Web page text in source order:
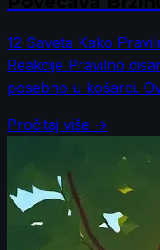
12 Saveta Kako
Reakcije Pravilno
posebno u košarci.
Pročitaj više →